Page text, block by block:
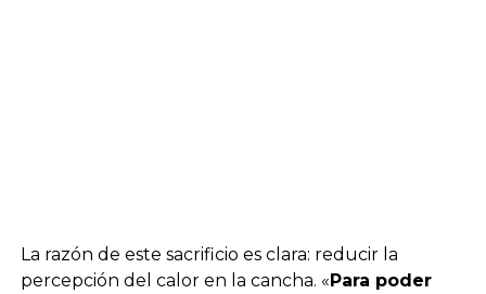
La razón de este sacrificio es clara: reducir la
percepción del calor en la cancha. «Para poder